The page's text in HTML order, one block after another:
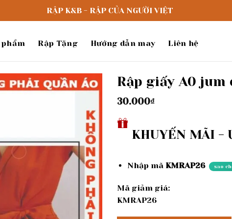
RẬP K&B - RẬP CỦA NGƯỜI VIỆT
phẩm Rập Tặng Hướng dẫn may Liên hệ
wishlist
Rập giấy A0 jum
30.000₫
KHUYẾN MÃI -
Nhập mã KMRAP26 sao
Mã giảm giá:
KMRAP26